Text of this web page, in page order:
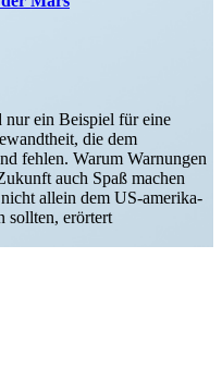
ein Beispiel für eine
die dem
fehlen. Warum Warnungen
auch Spaß machen
allein dem US-ameri­­ka­­
sollten, erörtert